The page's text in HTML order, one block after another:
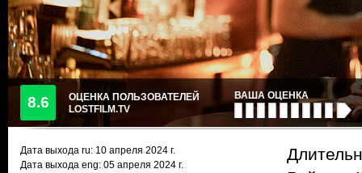
8.6
ОЦЕНКА ПОЛЬЗОВАТЕЛЕЙ
LOSTFILM.TV
ВАША ОЦЕНКА
Дата выхода ru: 10 апреля 2024 г.
Дата выхода eng: 05 апреля 2024 г.